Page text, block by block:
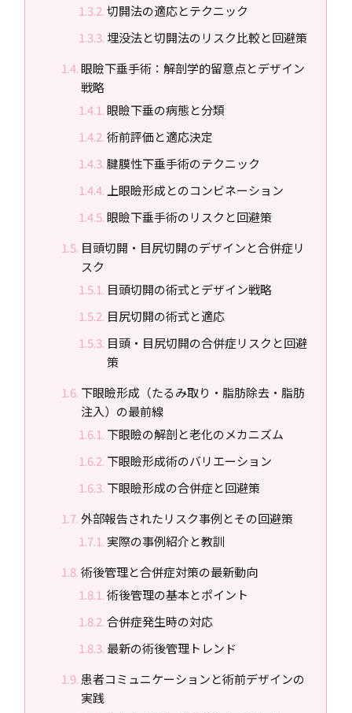
切開法の適応とテクニック
埋没法と切開法のリスク比較と回避策
眼瞼下垂手術：解剖学的留意点とデザイン
戦略
眼瞼下垂の病態と分類
術前評価と適応決定
腱膜性下垂手術のテクニック
上眼瞼形成とのコンビネーション
眼瞼下垂手術のリスクと回避策
目頭切開・目尻切開のデザインと合併症リ
スク
目頭切開の術式とデザイン戦略
目尻切開の術式と適応
目頭・目尻切開の合併症リスクと回避
策
下眼瞼形成（たるみ取り・脂肪除去・脂肪
注入）の最前線
下眼瞼の解剖と老化のメカニズム
下眼瞼形成術のバリエーション
下眼瞼形成の合併症と回避策
外部報告されたリスク事例とその回避策
実際の事例紹介と教訓
術後管理と合併症対策の最新動向
術後管理の基本とポイント
合併症発生時の対応
最新の術後管理トレンド
患者コミュニケーションと術前デザインの
実践